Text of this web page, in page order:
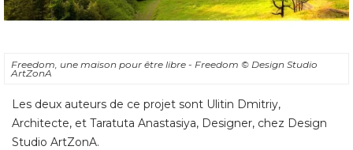
Freedom, une maison pour être libre - Freedom © Design Studio
ArtZonA
Les deux auteurs de ce projet sont Ulitin Dmitriy,
Architecte, et Taratuta Anastasiya, Designer, chez Design
Studio ArtZonA.